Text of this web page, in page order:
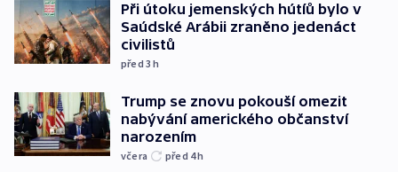
Při útoku jemenských hútíů bylo v
Saúdské Arábii zraněno jedenáct
civilistů
před 3h
Trump se znovu pokouší omezit
nabývání amerického občanství
narozením
včera před 4h